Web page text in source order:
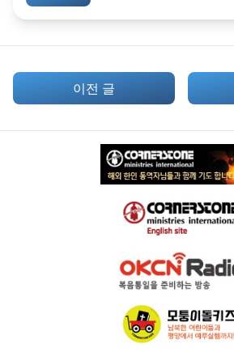
이전 글